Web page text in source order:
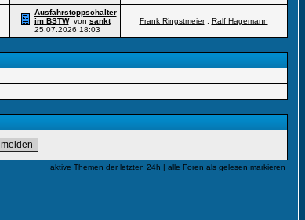
Ausfahrstoppschalter
im BSTWvon sankt
25.07.2026 18:03
Frank Ringstmeier, Ralf Hagemann
aktive Themen der letzten 24h | alle Foren als gelesen markieren